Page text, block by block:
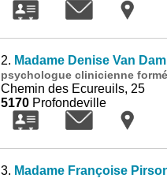
2. Madame Denise Van Dam
psychologue clinicienne
Chemin des Ecureuils, 25
5170Profondeville
3. Madame Françoise